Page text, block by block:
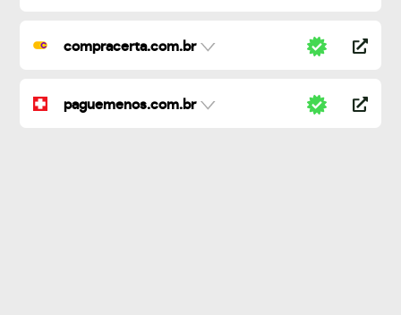
compracerta.com.br
paguemenos.com.br